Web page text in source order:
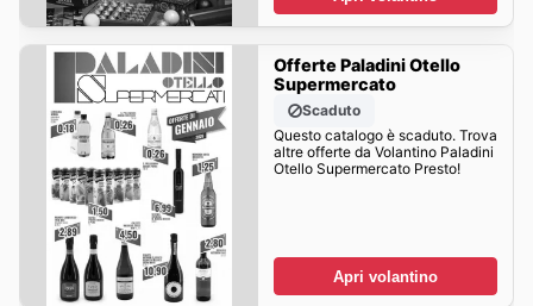
Offerte Paladini Otello
Supermercato
Scaduto
Questo catalogo è scaduto. Trova
altre offerte da Volantino Paladini
Otello Supermercato Presto!
Apri volantino